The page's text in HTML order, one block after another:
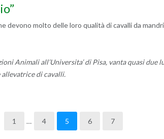
devono molto delle loro qualità di cavalli da
Animali all’Universita’ di Pisa, vanta quasi due
allevatrice di cavalli.
1 … 4 5 6 7